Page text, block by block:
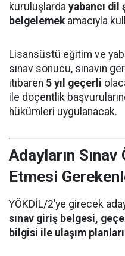
kuruluşlarda yabancı dil
belgelemekamacıyla
Lisansüstü eğitim ve
sınav sonucu, sınavın
itibaren 5 yıl geçerli
ile doçentlik
hükümleri uygulanacak.
Adayların
Etmesi
YÖKDİL/2’ye girecek
sınav giriş belgesi,
bilgisi ile ulaşım